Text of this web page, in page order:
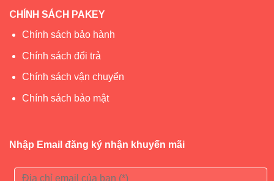
CHÍNH SÁCH PAKEY
Chính sách bảo hành
Chính sách đổi trả
Chính sách vận chuyển
Chính sách bảo mật
Nhập Email đăng ký nhận khuyến mãi